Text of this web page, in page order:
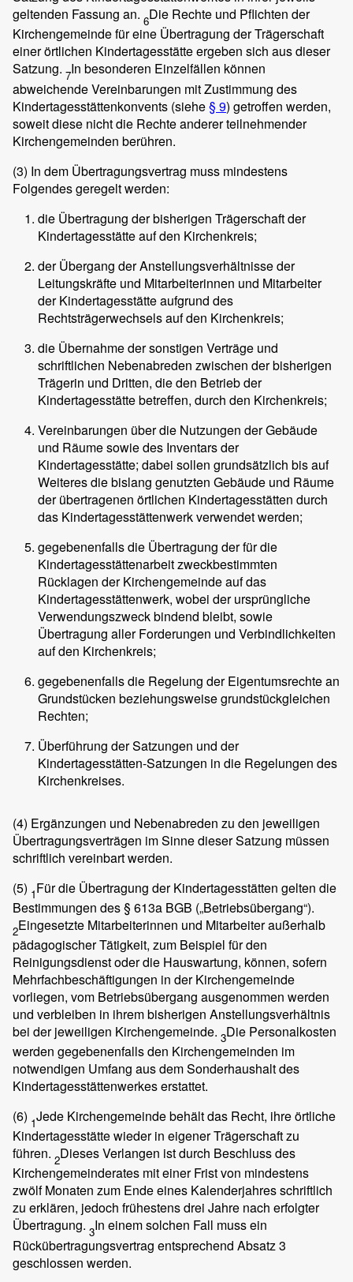
geltenden Fassung an. 6Die Rechte und Pflichten der
Kirchengemeinde für eine Übertragung der Trägerschaft
einer örtlichen Kindertagesstätte ergeben sich aus dieser
Satzung. 7In besonderen Einzelfällen können
abweichende Vereinbarungen mit Zustimmung des
Kindertagesstättenkonvents (siehe§ 9) getroffen werden,
soweit diese nicht die Rechte anderer teilnehmender
Kirchengemeinden berühren.
(3) In dem Übertragungsvertrag muss mindestens
Folgendes geregelt werden:
die Übertragung der bisherigen Trägerschaft der
Kindertagesstätte auf den Kirchenkreis;
der Übergang der Anstellungsverhältnisse der
Leitungskräfte und Mitarbeiterinnen und Mitarbeiter
der Kindertagesstätte aufgrund des
Rechtsträgerwechsels auf den Kirchenkreis;
die Übernahme der sonstigen Verträge und
schriftlichen Nebenabreden zwischen der bisherigen
Trägerin und Dritten, die den Betrieb der
Kindertagesstätte betreffen, durch den Kirchenkreis;
Vereinbarungen über die Nutzungen der Gebäude
und Räume sowie des Inventars der
Kindertagesstätte; dabei sollen grundsätzlich bis auf
Weiteres die bislang genutzten Gebäude und Räume
der übertragenen örtlichen Kindertagesstätten durch
das Kindertagesstättenwerk verwendet werden;
gegebenenfalls die Übertragung der für die
Kindertagesstättenarbeit zweckbestimmten
Rücklagen der Kirchengemeinde auf das
Kindertagesstättenwerk, wobei der ursprüngliche
Verwendungszweck bindend bleibt, sowie
Übertragung aller Forderungen und Verbindlichkeiten
auf den Kirchenkreis;
gegebenenfalls die Regelung der Eigentumsrechte an
Grundstücken beziehungsweise grundstückgleichen
Rechten;
Überführung der Satzungen und der
Kindertagesstätten-Satzungen in die Regelungen des
Kirchenkreises.
(4) Ergänzungen und Nebenabreden zu den jeweiligen
Übertragungsverträgen im Sinne dieser Satzung müssen
schriftlich vereinbart werden.
(5) 1Für die Übertragung der Kindertagesstätten gelten die
Bestimmungen des § 613a BGB („Betriebsübergang“).
2Eingesetzte Mitarbeiterinnen und Mitarbeiter außerhalb
pädagogischer Tätigkeit, zum Beispiel für den
Reinigungsdienst oder die Hauswartung, können, sofern
Mehrfachbeschäftigungen in der Kirchengemeinde
vorliegen, vom Betriebsübergang ausgenommen werden
und verbleiben in ihrem bisherigen Anstellungsverhältnis
bei der jeweiligen Kirchengemeinde. 3Die Personalkosten
werden gegebenenfalls den Kirchengemeinden im
notwendigen Umfang aus dem Sonderhaushalt des
Kindertagesstättenwerkes erstattet.
(6) 1Jede Kirchengemeinde behält das Recht, ihre örtliche
Kindertagesstätte wieder in eigener Trägerschaft zu
führen. 2Dieses Verlangen ist durch Beschluss des
Kirchengemeinderates mit einer Frist von mindestens
zwölf Monaten zum Ende eines Kalenderjahres schriftlich
zu erklären, jedoch frühestens drei Jahre nach erfolgter
Übertragung. 3In einem solchen Fall muss ein
Rückübertragungsvertrag entsprechend Absatz 3
geschlossen werden.